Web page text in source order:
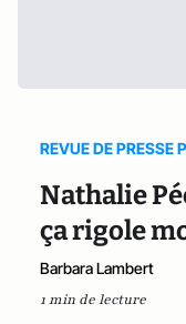
REVUE DE PRESSE
Nathalie
ça rigole
Barbara Lambert
1 min de lecture